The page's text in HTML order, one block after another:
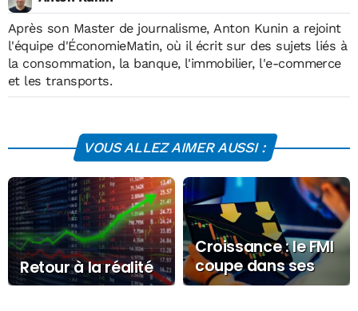
Après son Master de journalisme, Anton Kunin a rejoint
l'équipe d'ÉconomieMatin, où il écrit sur des sujets liés à
la consommation, la banque, l'immobilier, l'e-commerce
et les transports.
VOUS ALLEZ AIMER AUSSI :
Retour à la réalité
Croissance : le FMI
coupe dans ses
prévisions 2026